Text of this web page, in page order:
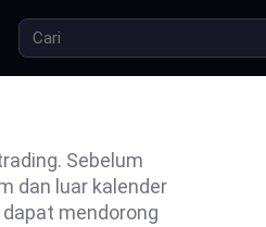
Sebelum
dan luar kalender
mendorong